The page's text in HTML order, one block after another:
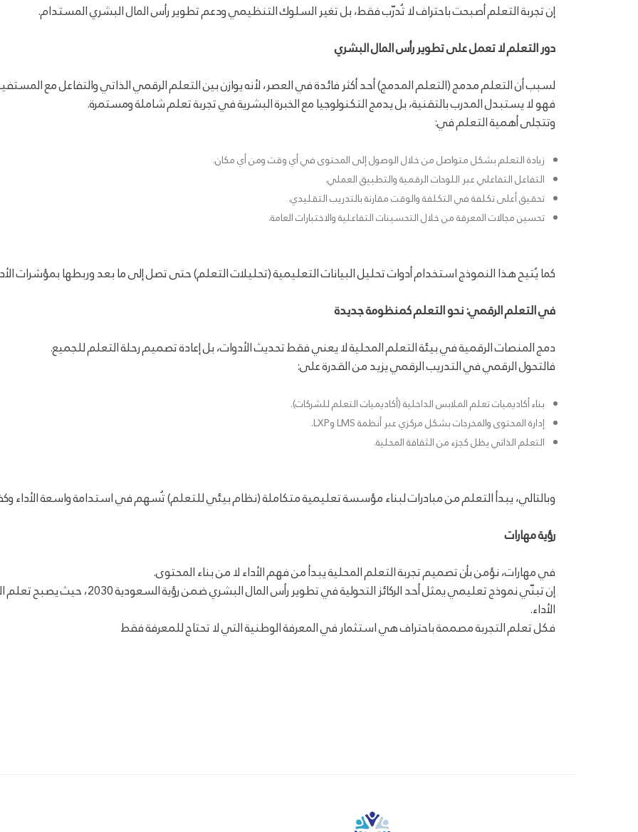
إن تجربة التعلم أصبحت باحتراف لا تُدرّب فقط، بل تغير السلوك التنظيمي ودعم تطوير رأس المال البشري المستدام.
دور التعلم لا تعمل على تطوير رأس المال البشري
لسبب أن التعلم مدمج (التعلم المدمج) أحد أكثر فائدة في العصر، لأنه يوازن بين التعلم الرقمي الذاتي والتفاعل مع
فهو لا يستبدل المدرب بالتقنية، بل يدمج التكنولوجيا مع الخبرة البشرية في تجربة تعلم شاملة ومستمرة.
وتتجلى أهمية التعلم في:
زيادة التعلم بشكل متواصل من خلال الوصول إلى المحتوى في أي وقت ومن أي مكان.
التفاعل التفاعلي عبر اللوحات الرقمية والتطبيق العملي.
تحقيق أعلى تكلفة في التكلفة والوقت مقارنة بالتدريب التقليدي.
تحسين مجالات المعرفة من خلال التحسينات التفاعلية والاختبارات العامة.
كما يُتيح هذا النموذج استخدام أدوات تحليل البيانات التعليمية (تحليلات التعلم) حتى تصل إلى ما بعد وربطها بمؤشرات
في التعلم الرقمي: نحو التعلم كمنظومة جديدة
دمج المنصات الرقمية في بيئة التعلم المحلية لا يعني فقط تحديث الأدوات، بل إعادة تصميم رحلة التعلم للجميع.
فالتحول الرقمي في التدريب الرقمي يزيد من القدرة على:
بناء أكاديميات تعلم الملابس الداخلية (أكاديميات التعلم للشركات).
إدارة المحتوى والمخرجات بشكل مركزي عبر أنظمة LMS وLXP.
التعلم الذاتي يظل كجزء من الثقافة المحلية.
وبالتالي، يبدأ التعلم من مبادرات لبناء مؤسسة تعليمية متكاملة (نظام بيئي للتعلم) تُسهم في استدامة واسعة الأداء
رؤية مهارات
في مهارات، نؤمن بأن تصميم تجربة التعلم المحلية يبدأ من فهم الأداء لا من بناء المحتوى.
إن تبنّي نموذج تعليمي يمثل أحد الركائز
الأداء.
فكل تعلم التجربة مصممة باحتراف هي استثمار في المعرفة الوطنية التي لا تحتاج للمعرفة فقط